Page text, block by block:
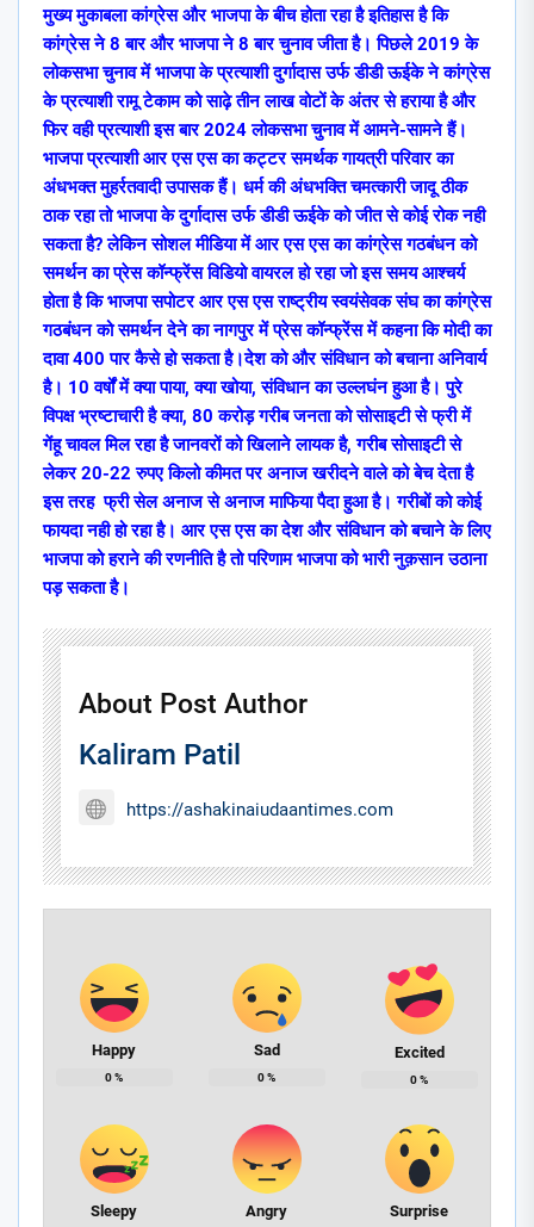
मुख्य मुकाबला कांग्रेस और भाजपा के बीच होता रहा है इतिहास है कि
कांग्रेस ने 8 बार और भाजपा ने 8 बार चुनाव जीता है। पिछले 2019 के
लोकसभा चुनाव में भाजपा के प्रत्याशी दुर्गादास उर्फ डीडी ऊईके ने कांग्रेस
के प्रत्याशी रामू टेकाम को साढ़े तीन लाख वोटों के अंतर से हराया है और
फिर वही प्रत्याशी इस बार 2024 लोकसभा चुनाव में आमने-सामने हैं।
भाजपा प्रत्याशी आर एस एस का कट्टर समर्थक गायत्री परिवार का
अंधभक्त मुहर्रतवादी उपासक हैं। धर्म की अंधभक्ति चमत्कारी जादू ठीक
ठाक रहा तो भाजपा के दुर्गादास उर्फ डीडी ऊईके को जीत से कोई रोक नही
सकता है? लेकिन सोशल मीडिया में आर एस एस का कांग्रेस गठबंधन को
समर्थन का प्रेस कॉन्फ्रेंस विडियो वायरल हो रहा जो इस समय आश्चर्य
होता है कि भाजपा सपोटर आर एस एस राष्ट्रीय स्वयंसेवक संघ का कांग्रेस
गठबंधन को समर्थन देने का नागपुर में प्रेस कॉन्फ्रेंस में कहना कि मोदी का
दावा 400 पार कैसे हो सकता है।देश को और संविधान को बचाना अनिवार्य
है। 10 वर्षों में क्या पाया, क्या खोया, संविधान का उल्लघंन हुआ है। पुरे
विपक्ष भ्रष्टाचारी है क्या, 80 करोड़ गरीब जनता को सोसाइटी से फ्री में
गेंहू चावल मिल रहा है जानवरों को खिलाने लायक है, गरीब सोसाइटी से
लेकर 20-22 रुपए किलो कीमत पर अनाज खरीदने वाले को बेच देता है
इस तरह फ्री सेल अनाज से अनाज माफिया पैदा हुआ है। गरीबों को कोई
फायदा नही हो रहा है। आर एस एस का देश और संविधान को बचाने के लिए
भाजपा को हराने की रणनीति है तो परिणाम भाजपा को भारी नुक़सान उठाना
पड़ सकता है।
About Post Author
Kaliram Patil
https://ashakinaiudaantimes.com
Happy
0%
Sad
0%
Excited
0%
Sleepy Angry Surprise